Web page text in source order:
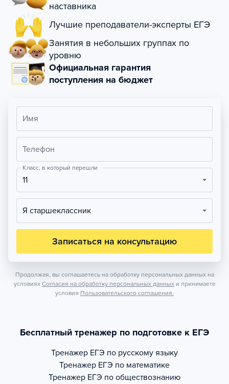
наставника
Лучшие преподаватели-эксперты ЕГЭ
Занятия в небольших группах по
уровню
Официальная гарантия
поступления на бюджет
Имя
Телефон
Класс, в который перешли
11
Я старшеклассник
Записаться на консультацию
Продолжая, вы соглашаетесь на обработку персональных данных на
условиях Согласия на обработку персональных данных и принимаете
условия Пользовательского соглашения.
Бесплатный тренажер по подготовке к ЕГЭ
Тренажер ЕГЭ по русскому языку
Тренажер ЕГЭ по математике
Тренажер ЕГЭ по обществознанию